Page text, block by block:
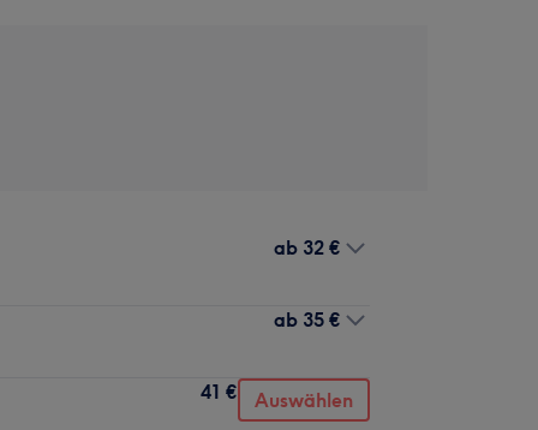
ab 32 €
ab 35 €
41 € Auswählen